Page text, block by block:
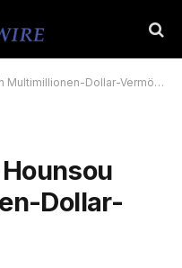
Dollar-Vermögen auf
Dollar-